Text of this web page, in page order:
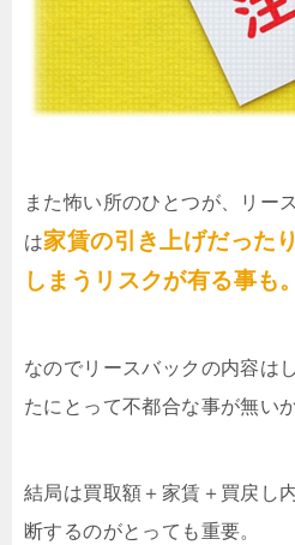
また怖い所のひとつが、リー
は家賃の引き上げだった
しまうリスクが有る事も。
なのでリースバックの内容は
たにとって不都合な事が無い
結局は買取額＋家賃＋買戻し
断するのがとっても重要。